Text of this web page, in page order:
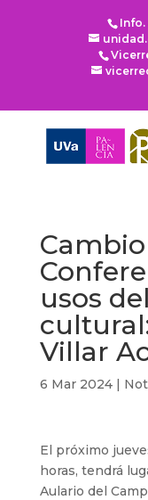
Info.
usos
Villar
6 Mar 2024|
El próximo
horas, tendrá
Aulario del